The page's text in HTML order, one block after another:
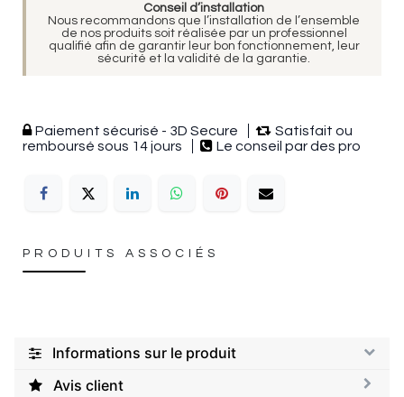
Conseil d’installation
Nous recommandons que l’installation de l’ensemble
de nos produits soit réalisée par un professionnel
qualifié afin de garantir leur bon fonctionnement, leur
sécurité et la validité de la garantie.
Paiement sécurisé - 3D Secure
Satisfait ou
remboursé sous 14 jours
Le conseil par des pro
PRODUITS ASSOCIÉS
Informations sur le produit
Avis client